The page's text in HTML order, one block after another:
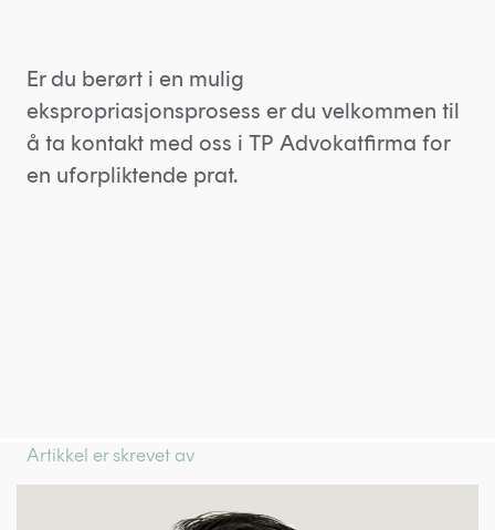
Er du berørt i en mulig
ekspropriasjonsprosess er du velkommen til
å ta kontakt med oss i TP Advokatfirma for
en uforpliktende prat.
Artikkel er skrevet av